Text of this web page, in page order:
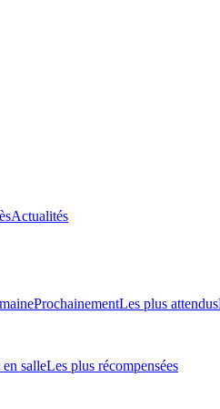
Actualités
ProchainementLes plus attendus
en salleLes plus récompensées